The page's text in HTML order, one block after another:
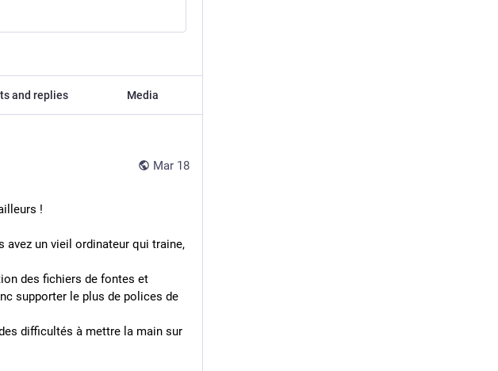
and replies Media
Mar 18
!
un vieil ordinateur qui traine,
des fichiers de fontes et
supporter le plus de polices de
difficultés à mettre la main sur